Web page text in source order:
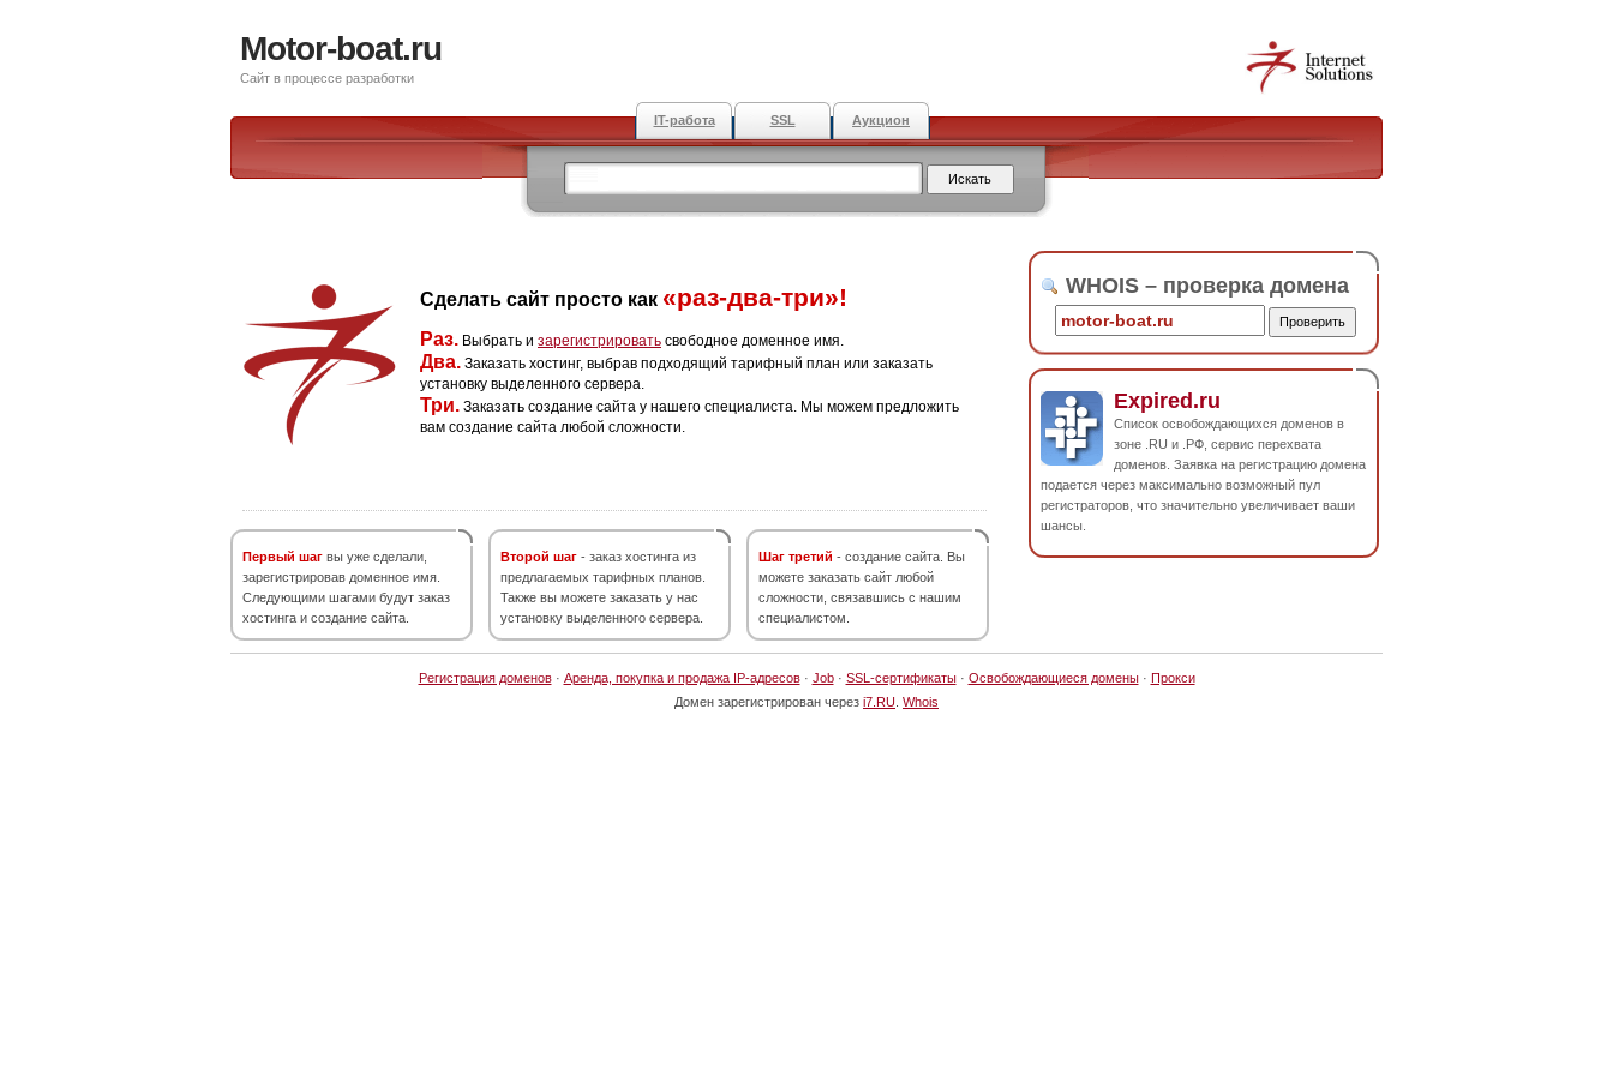
Motor-boat.ru
Сайт в процессе разработки
IT-работа SSL Аукцион
Сделать сайт просто как «раз-два-три»!
Раз. Выбрать и зарегистрировать свободное доменное имя.
Два. Заказать хостинг, выбрав подходящий тарифный план или заказать
установку выделенного сервера.
Три. Заказать создание сайта у нашего специалиста. Мы можем предложить
вам создание сайта любой сложности.
Первый шаг вы уже сделали,
зарегистрировав доменное имя.
Следующими шагами будут заказ
хостинга и создание сайта.
Второй шаг - заказ хостинга из
предлагаемых тарифных планов.
Также вы можете заказать у нас
установку выделенного сервера.
Шаг третий - создание сайта. Вы
можете заказать сайт любой
сложности, связавшись с нашим
специалистом.
WHOIS – проверка домена
Expired.ru
Список освобождающихся доменов в
зоне .RU и .РФ, сервис перехвата
доменов. Заявка на регистрацию домена
подается через максимально возможный пул
регистраторов, что значительно увеличивает ваши
шансы.
Регистрация доменов· Аренда, покупка и продажа IP-адресов· Job· SSL-сертификаты· Освобождающиеся домены· Прокси
Домен зарегистрирован через i7.RU Whois